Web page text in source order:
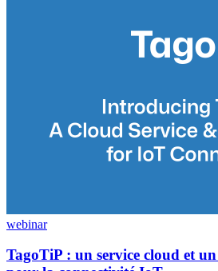
webinar
TagoTiP : un service cloud et